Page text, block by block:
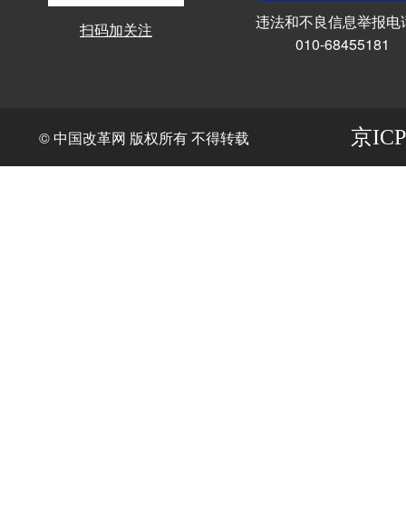
扫码加关注
违法和不良信息举报电
010-68455181
© 中国改革网 版权所有 不得转载 京